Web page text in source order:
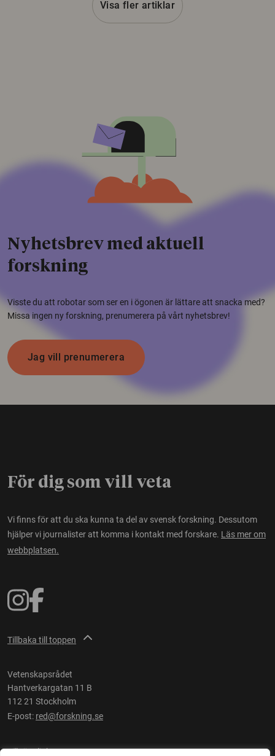
Visa fler artiklar
Nyhetsbrev med aktuell
forskning
Visste du att robotar som ser en i ögonen är lättare att snacka med?
Missa ingen ny forskning, prenumerera på vårt nyhetsbrev!
Jag vill prenumerera
För dig som vill veta
Vi finns för att du ska kunna ta del av svensk forskning. Dessutom
hjälper vi journalister att komma i kontakt med forskare. Läs mer om
webbplatsen.
Tillbaka till toppen
Vetenskapsrådet
Hantverkargatan 11 B
112 21 Stockholm
E-post: red@forskning.se
Tillgänglighet